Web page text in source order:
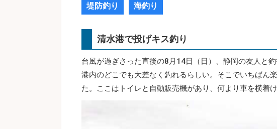
堤防釣り 海釣り
清水港で投げキス釣り
台風が過ぎさった直後の8月14日（日）、静岡の友人と
港内のどこでも大差なく釣れるらしい。そこでいちばん
た。ここはトイレと自動販売機があり、何より車を横着